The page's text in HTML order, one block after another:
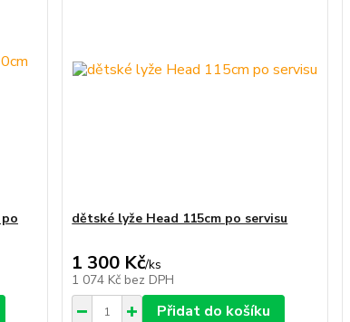
dětské lyže Head 115cm po servisu
1 300 Kč/ks
1 074 Kč bez DPH
Přidat do košíku